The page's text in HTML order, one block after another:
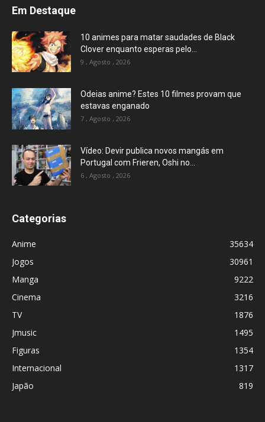
Em Destaque
10 animes para matar saudades de Black
Clover enquanto esperas pelo...
9 , Agosto , 2026
Odeias anime? Estes 10 filmes provam que
estavas enganado
7 , Agosto , 2026
Vídeo: Devir publica novos mangás em
Portugal com Frieren, Oshi no...
6 , Agosto , 2026
Categorias
Anime
35634
Jogos
30961
Manga
9222
Cinema
3216
TV
1876
Jmusic
1495
Figuras
1354
Internacional
1317
Japão
819